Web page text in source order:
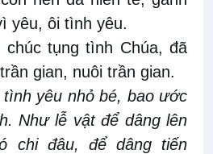
yêu, ôi tình yêu.
tụng tình Chúa, đã
gian, nuôi trần gian.
yêu nhỏ bé, bao ước
Như lễ vật để dâng lên
chi đâu, để dâng tiến